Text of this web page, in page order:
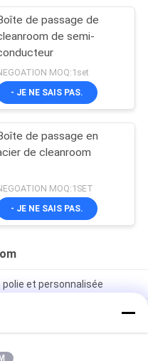
de passage de
de semi-
MOQ:1set
- JE NE SAIS PAS.
de passage en
de cleanroom
MOQ:1SET
- JE NE SAIS PAS.
et personnalisée
propre de laboratoire avec
lumière UV
aux besoins du client